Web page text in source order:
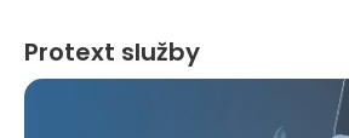
Protext služby